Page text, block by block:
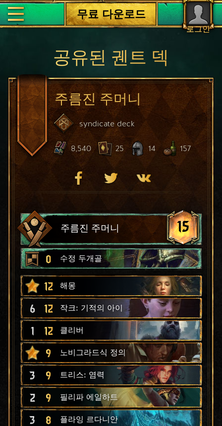
로그인
무료 다운로드
공유된 궨트 덱
주름진 주머니
syndicate deck
8,540 25 14 157
주름진 주머니 15
0 수정 두개골
12 해몽
6 12 작크: 기적의 아이
1 12 클리버
9 노비그라드식 정의
3 9 트리스: 염력
2 9 필리파 에일하트
3 8 플라잉 르다니안